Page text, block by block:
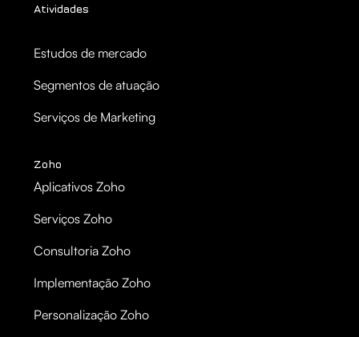
Atividades
Estudos de mercado
Segmentos de atuação
Serviços de Marketing
Zoho
Aplicativos Zoho
Serviços Zoho
Consultoria Zoho
Implementação Zoho
Personalização Zoho